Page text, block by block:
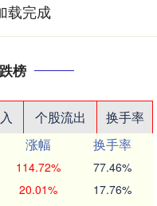
载完成
榜
个股流出
换手率
涨幅
换手率
114.72% 77.46%
20.01% 17.76%